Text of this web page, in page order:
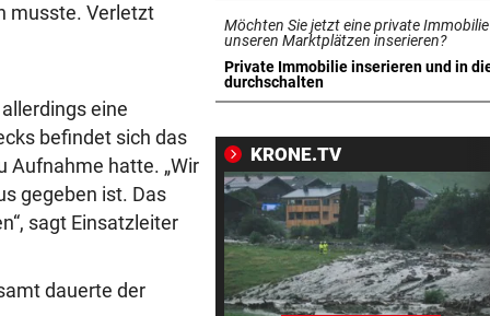
musste. Verletzt
eine
befindet sich das
Aufnahme hatte. „Wir
gegeben ist. Das
sagt Einsatzleiter
dauerte der
Herrl und Hund flogen mit
über Leitschiene
FAZIT NACH EINEM MONAT
Kunden ist das egal“
MYSTERIÖSE „GRAFFITIS“ vor 7
Zugezogener Linksextremer
Schmierfink entlarvt
VON HOF VERSCHWUNDEN vor
Möchten Sie jetzt eine private
unseren Marktplätzen inserieren?
Private Immobilie inserieren und in
durchschalten
in neuem Tab öffnen
KRONE.TV